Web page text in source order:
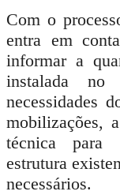
Com o
entra em
informar a
instalada
necessidades
mobilizações,
técnica para
estrutura
necessários.